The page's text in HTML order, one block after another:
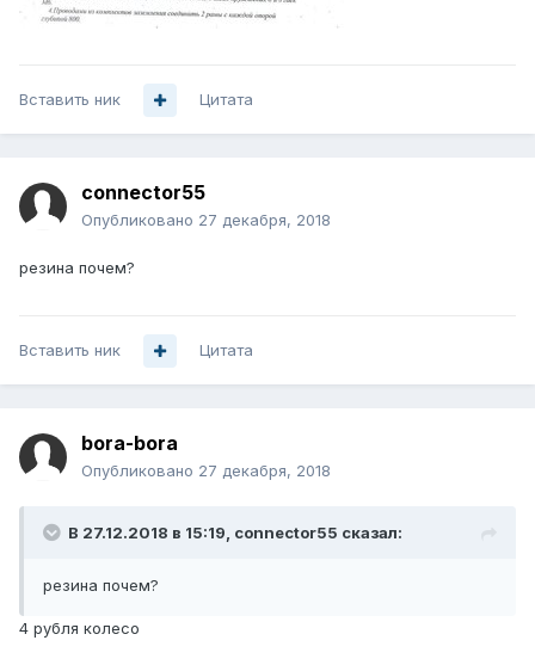
Вставить ник Цитата
connector55
Опубликовано 27 декабря, 2018
резина почем?
Вставить ник Цитата
bora-bora
Опубликовано 27 декабря, 2018
В 27.12.2018 в 15:19, connector55 сказал:
резина почем?
4 рубля колесо